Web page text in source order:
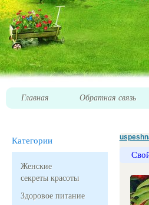
Главная Обратная связь
Категории
Женские
секреты красоты
Здоровое питание